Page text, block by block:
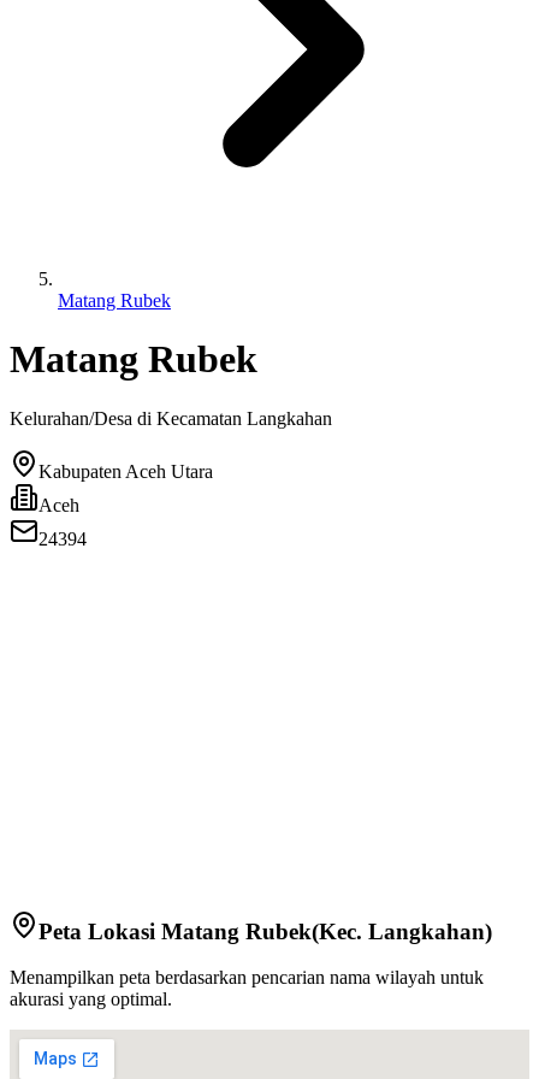
Matang Rubek
Matang Rubek
Kelurahan/Desa di Kecamatan Langkahan
Kabupaten Aceh Utara
Aceh
24394
Peta Lokasi Matang Rubek(Kec. Langkahan)
Menampilkan peta berdasarkan pencarian nama wilayah untuk
akurasi yang optimal.